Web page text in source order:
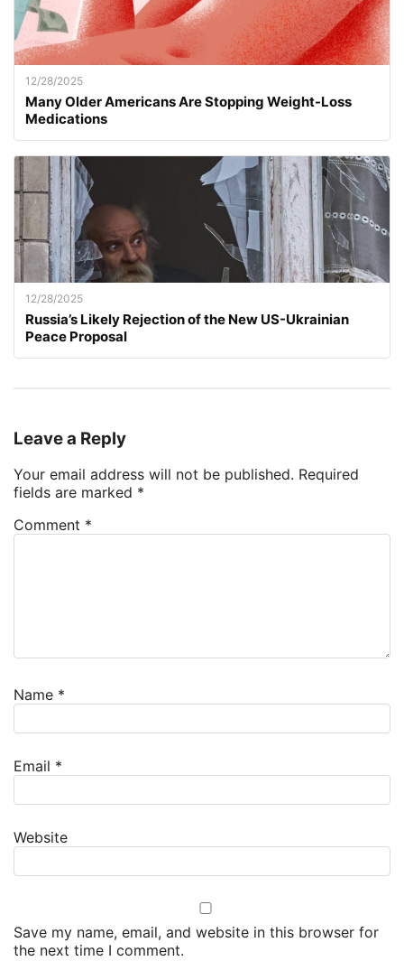
12/28/2025
Many Older Americans Are Stopping Weight-Loss
Medications
12/28/2025
Russia’s Likely Rejection of the New US-Ukrainian
Peace Proposal
Leave a Reply
Your email address will not be published. Required
fields are marked *
Comment *
Name *
Email *
Website
Save my name, email, and website in this browser for
the next time I comment.